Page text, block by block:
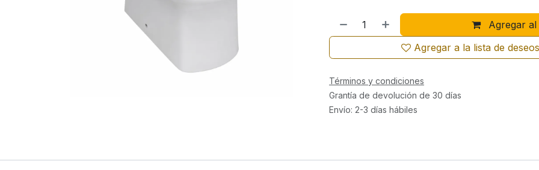
Agregar
Agregar a la lista de deseos
Términos y condiciones
Grantía de devolución de 30 días
Envío: 2-3 días hábiles